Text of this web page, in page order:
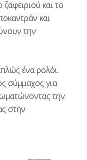
και το
και
την
ένα ρολόι.
σύμμαχος για
την
στην